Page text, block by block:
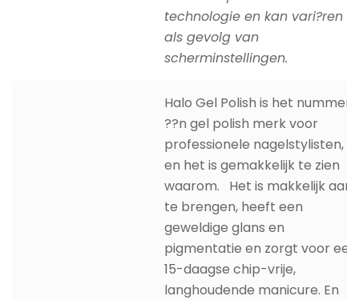
technologie en kan vari?ren
als gevolg van
scherminstellingen.
Halo Gel Polish is het nummer
??n gel polish merk voor
professionele nagelstylisten,
en het is gemakkelijk te zien
waarom. Het is makkelijk aan
te brengen, heeft een
geweldige glans en
pigmentatie en zorgt voor een
15-daagse chip-vrije,
langhoudende manicure. En